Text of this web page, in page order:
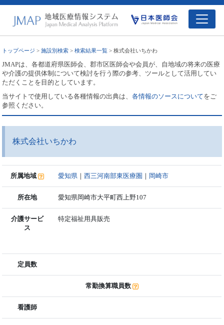
トップページ >施設別検索 >検索結果一覧 > 株式会社いちかわ
JMAPは、各都道府県医師会、郡市区医師会や会員が、自地域の将来の医療
や介護の提供体制について検討を行う際の参考、ツールとして活用してい
ただくことを目的としています。
当サイトで使用している各種情報の出典は、各情報のソースについてをご
参照ください。
株式会社いちかわ
所属地域 愛知県 ｜西三河南部東医療圏 ｜ 岡崎市
所在地 愛知県岡崎市大平町西上野107
介護サービ
ス
特定福祉用具販売
定員数
常勤換算職員数
看護師